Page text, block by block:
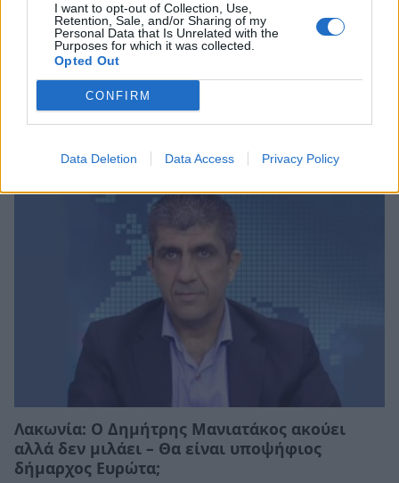
I want to opt-out of Collection, Use,
Retention, Sale, and/or Sharing of my
Personal Data that Is Unrelated with the
Purposes for which it was collected.
Opted Out
CONFIRM
Data Deletion Data Access Privacy Policy
Ανδρεάκος: «Δεν με ενδιαφέρει το πολιτικό
κόστος αλλά να υπάρχει νερό σήμερα, αύριο
και στο μέλλον»
08/08/2026 08:38
Λακωνία: Ο Δημήτρης Μανιατάκος ακούει
αλλά δεν μιλάει – Θα είναι υποψήφιος
δήμαρχος Ευρώτα;